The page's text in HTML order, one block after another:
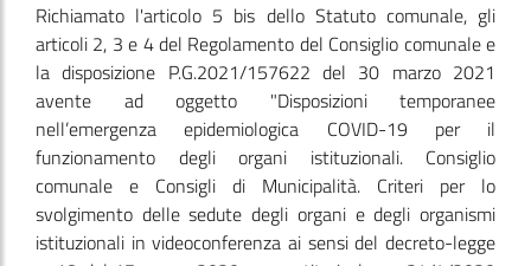
Richiamato l'articolo 5 bis dello Statuto comunale, gli
articoli 2, 3 e 4 del Regolamento del Consiglio comunale e
la disposizione P.G.2021/157622 del 30 marzo 2021
avente ad oggetto "Disposizioni temporanee
nell’emergenza epidemiologica COVID-19 per il
funzionamento degli organi istituzionali. Consiglio
comunale e Consigli di Municipalità. Criteri per lo
svolgimento delle sedute degli organi e degli organismi
istituzionali in videoconferenza ai sensi del decreto-legge